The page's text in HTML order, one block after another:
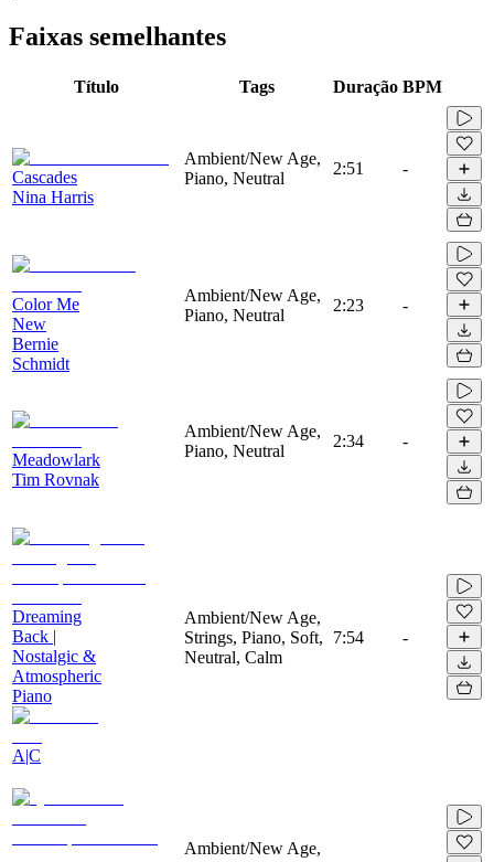
Faixas semelhantes
Título Tags Duração BPM
Cascades
Nina Harris
Ambient/New Age,
Piano, Neutral
2:51 -
Color Me
New
Bernie
Schmidt
Ambient/New Age,
Piano, Neutral
2:23 -
Meadowlark
Tim Rovnak
Ambient/New Age,
Piano, Neutral
2:34 -
Dreaming
Back |
Nostalgic &
Atmospheric
Piano
A|C
Ambient/New Age,
Strings, Piano, Soft,
Neutral, Calm
7:54 -
Ambient/New Age,